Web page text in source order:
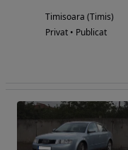
Timisoara (Timis)
Privat • Publicat